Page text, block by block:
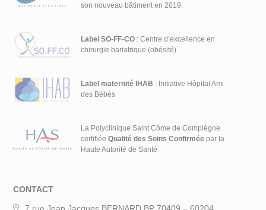
son nouveau bâtiment en 2019.
Label SO-FF-CO : Centre d’excellence en
chirurgie bariatrique (obésité)
Label maternité IHAB : Initiative Hôpital Ami
des Bébés
La Polyclinique Saint Côme de Compiègne
certifiéeQualité des Soins Confirmée par la
Haute Autorité de Santé
CONTACT